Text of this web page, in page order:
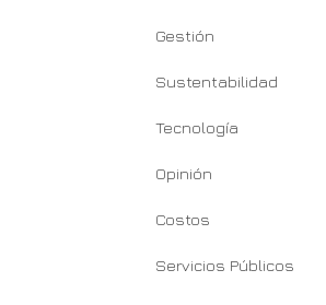
Gestión
Sustentabilidad
Tecnología
Opinión
Costos
Servicios Públicos